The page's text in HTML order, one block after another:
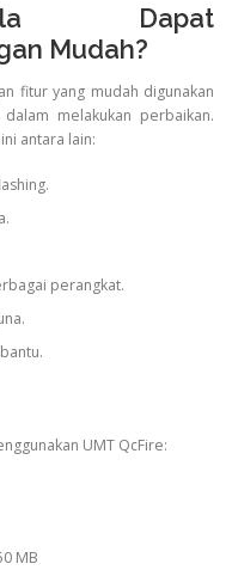
Dapat
Mudah?
fitur yang mudah digunakan
dalam melakukan perbaikan.
antara lain:
perangkat.
UMT QcFire:
MB